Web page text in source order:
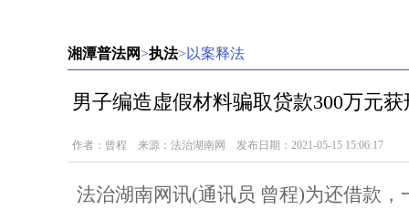
湘潭普法网>执法>以案释法
男子编造虚假材料骗取贷款300万元获
作者：曾程 来源：法治湖南网 发布日期：2021-05-15 15:06:17
法治湖南网讯(通讯员 曾程)为还借款